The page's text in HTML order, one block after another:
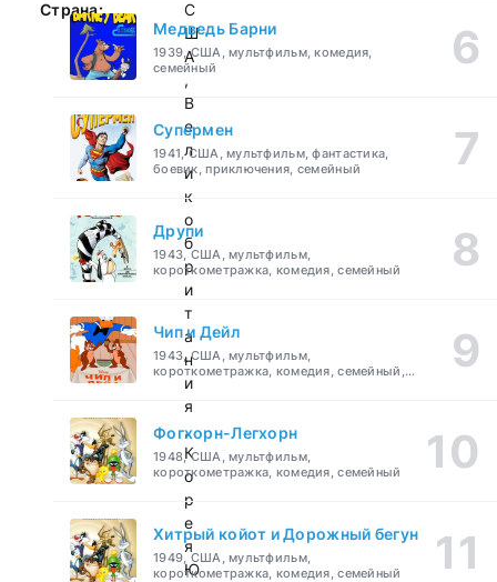
Страна:
С
Ш
А
,
В
е
л
и
к
о
б
р
и
т
а
н
и
я
,
К
о
р
е
я
Ю
Медведь Барни
1939, США, мультфильм, комедия,
семейный
Супермен
1941, США, мультфильм, фантастика,
боевик, приключения, семейный
Друпи
1943, США, мультфильм,
короткометражка, комедия, семейный
Чип и Дейл
1943, США, мультфильм,
короткометражка, комедия, семейный,
детский
Фогхорн-Легхорн
1948, США, мультфильм,
короткометражка, комедия, семейный
Хитрый койот и Дорожный бегун
1949, США, мультфильм,
короткометражка, комедия, семейный